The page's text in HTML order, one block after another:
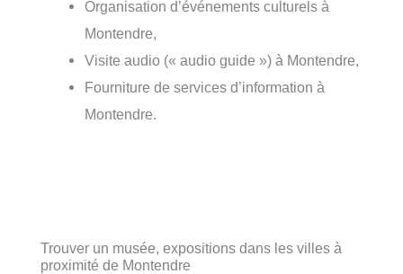
Organisation d’événements culturels à
Montendre,
Visite audio (« audio guide ») à Montendre,
Fourniture de services d’information à
Montendre.
Trouver un musée, expositions dans les villes à
proximité de Montendre